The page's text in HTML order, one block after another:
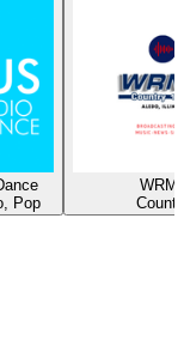
Pop